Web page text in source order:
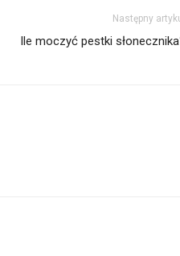
Następny
Ile moczyć pestki